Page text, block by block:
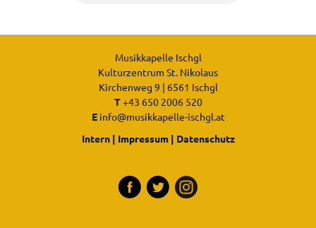
Musikkapelle Ischgl
Kulturzentrum St. Nikolaus
Kirchenweg 9 | 6561 Ischgl
T+43 650 2006 520
E info@musikkapelle-ischgl.at
Intern| Impressum| Datenschutz